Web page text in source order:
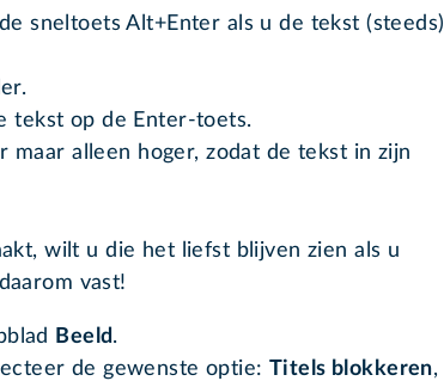
sneltoets Alt+Enter als u de tekst (steeds)
tekst op de Enter-toets.
maar alleen hoger, zodat de tekst in zijn
wilt u die het liefst blijven zien als u
vast!
Beeld .
de gewenste optie:Titels blokkeren,